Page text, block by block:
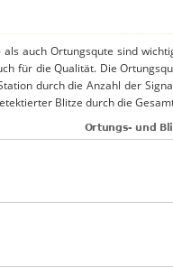
als auch Ortungsqute sind
für die Qualität. Die
durch die Anzahl der
Blitze durch die